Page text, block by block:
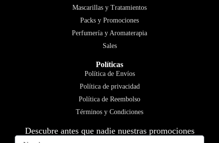
Mascarillas y Tratamientos
Packs y Promociones
Perfumería y Aromaterapia
Sales
Políticas
Política de Envíos
Política de privacidad
Política de Reembolso
Términos y Condiciones
Descubre antes que nadie nuestras promociones